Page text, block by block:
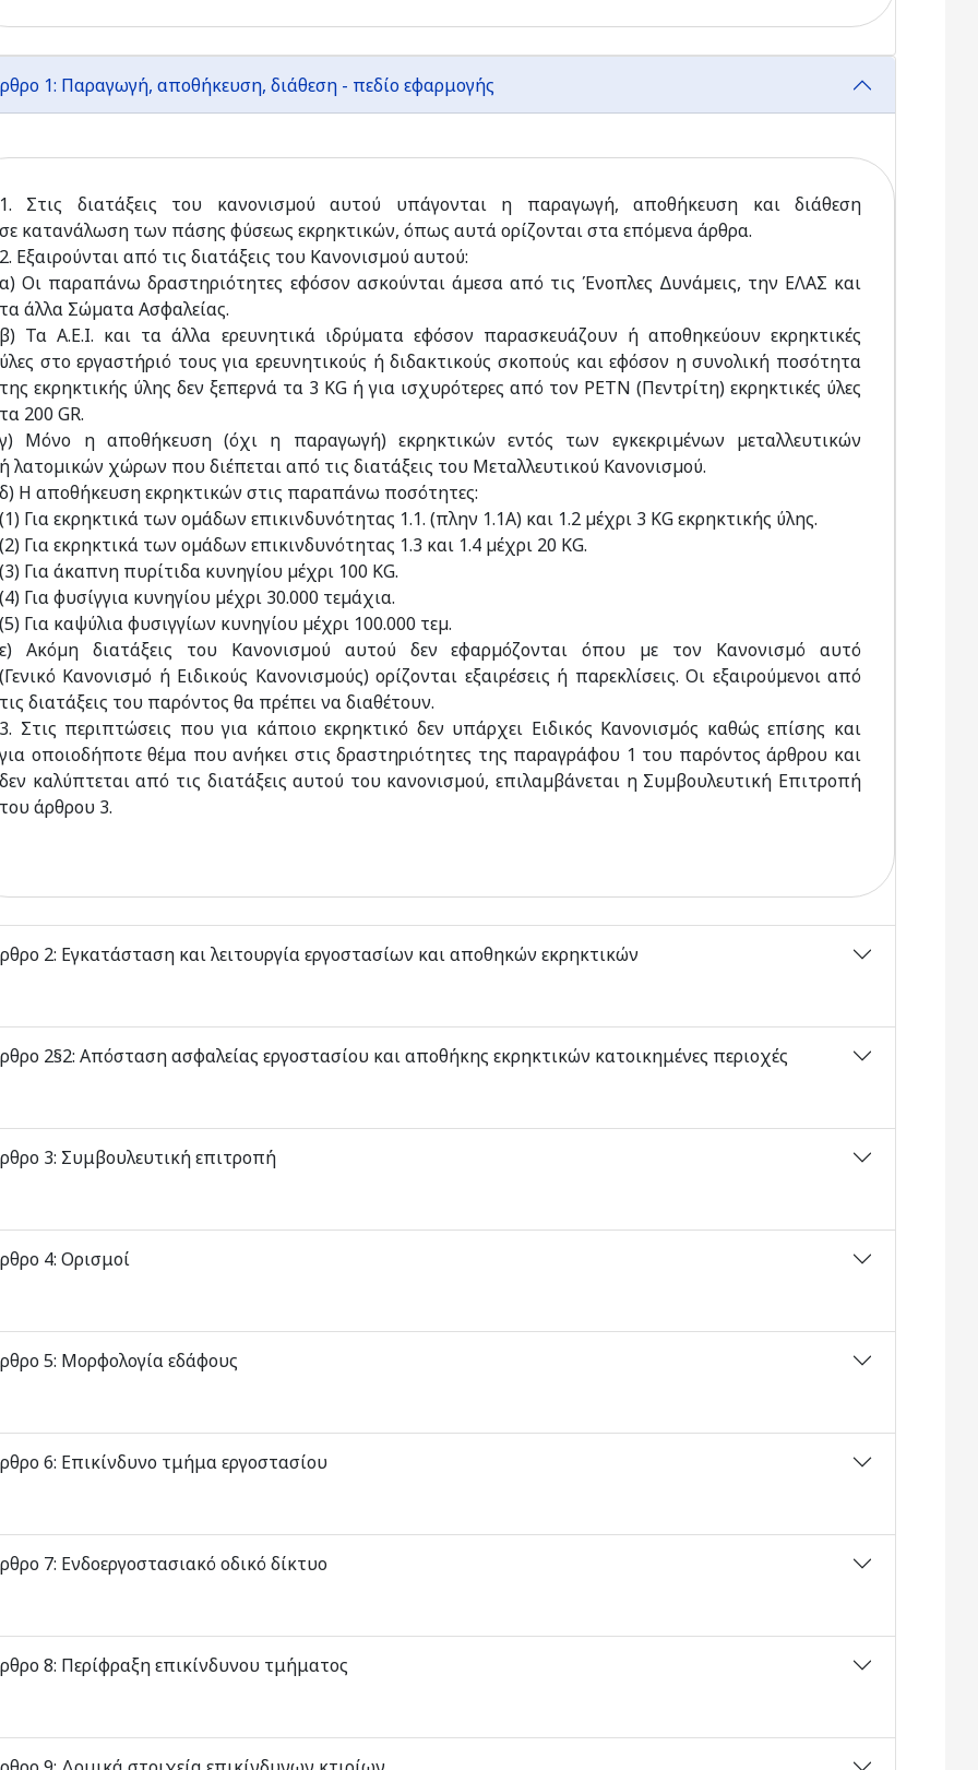
1: Παραγωγή, αποθήκευση, διάθεση - πεδίο εφαρμογής
1. Στις διατάξεις του κανονισµού αυτού υπάγονται η παραγωγή, αποθήκευση και διάθεση
σε κατανάλωση των πάσης φύσεως εκρηκτικών, όπως αυτά ορίζονται στα επόµενα άρθρα.
2. Εξαιρούνται από τις διατάξεις του Κανονισµού αυτού:
α) Οι παραπάνω δραστηριότητες εφόσον ασκούνται άµεσα από τις Ένοπλες ∆υνάµεις, την ΕΛΑΣ και
τα άλλα Σώµατα Ασφαλείας.
β) Τα Α.Ε.Ι. και τα άλλα ερευνητικά ιδρύµατα εφόσον παρασκευάζουν ή αποθηκεύουν εκρηκτικές
ύλες στο εργαστήριό τους για ερευνητικούς ή διδακτικούς σκοπούς και εφόσον η συνολική ποσότητα
της εκρηκτικής ύλης δεν ξεπερνά τα 3 KG ή για ισχυρότερες από τον PΕΤΝ (Πεντρίτη) εκρηκτικές ύλες
τα 200 GR.
γ) Μόνο η αποθήκευση (όχι η παραγωγή) εκρηκτικών εντός των εγκεκριµένων µεταλλευτικών
ή λατοµικών χώρων που διέπεται από τις διατάξεις του Μεταλλευτικού Κανονισµού.
δ) Η αποθήκευση εκρηκτικών στις παραπάνω ποσότητες:
(1) Για εκρηκτικά των οµάδων επικινδυνότητας 1.1. (πλην 1.1Α) και 1.2 µέχρι 3 KG εκρηκτικής ύλης.
(2) Για εκρηκτικά των οµάδων επικινδυνότητας 1.3 και 1.4 µέχρι 20 KG.
(3) Για άκαπνη πυρίτιδα κυνηγίου µέχρι 100 KG.
(4) Για φυσίγγια κυνηγίου µέχρι 30.000 τεµάχια.
(5) Για καψύλια φυσιγγίων κυνηγίου µέχρι 100.000 τεµ.
ε) Ακόµη διατάξεις του Κανονισµού αυτού δεν εφαρµόζονται όπου µε τον Κανονισµό αυτό
(Γενικό Κανονισµό ή Ειδικούς Κανονισµούς) ορίζονται εξαιρέσεις ή παρεκλίσεις. Οι εξαιρούµενοι από
τις διατάξεις του παρόντος θα πρέπει να διαθέτουν.
3. Στις περιπτώσεις που για κάποιο εκρηκτικό δεν υπάρχει Ειδικός Κανονισµός καθώς επίσης και
για οποιοδήποτε θέµα που ανήκει στις δραστηριότητες της παραγράφου 1 του παρόντος άρθρου και
δεν καλύπτεται από τις διατάξεις αυτού του κανονισµού, επιλαµβάνεται η Συµβουλευτική Επιτροπή
του άρθρου 3.
2: Εγκατάσταση και λειτουργία εργοστασίων και αποθηκών εκρηκτικών
2§2: Απόσταση ασφαλείας εργοστασίου και αποθήκης εκρηκτικών κατοικημένες περιοχές
3: Συμβουλευτική επιτροπή
4: Ορισμοί
5: Μορφολογία εδάφους
6: Επικίνδυνο τμήμα εργοστασίου
7: Ενδοεργοστασιακό οδικό δίκτυο
8: Περίφραξη επικίνδυνου τμήματος